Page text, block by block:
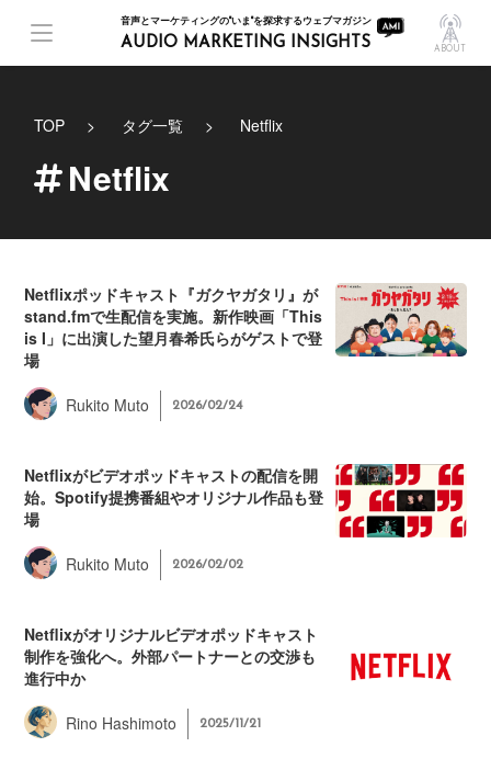
音声とマーケティングの"いま"を探求するウェブマガジン
AUDIO MARKETING INSIGHTS ABOUT
TOP タグ一覧 Netflix
Netflix
Netflixポッドキャスト『ガクヤガタリ』が
stand.fmで生配信を実施。新作映画「This
is I」に出演した望月春希氏らがゲストで登
場
Rukito Muto 2026/02/24
Netflixがビデオポッドキャストの配信を開
始。Spotify提携番組やオリジナル作品も登
場
Rukito Muto 2026/02/02
Netflixがオリジナルビデオポッドキャスト
制作を強化へ。外部パートナーとの交渉も
進行中か
Rino Hashimoto 2025/11/21